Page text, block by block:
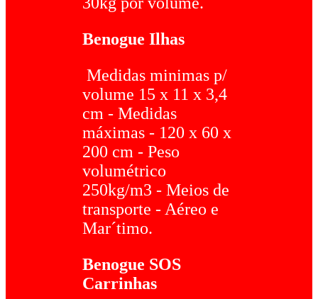
Benogue Ilhas
Medidas minimas p/
volume 15 x 11 x 3,4
cm - Medidas
máximas - 120 x 60 x
200 cm - Peso
volumétrico
250kg/m3 - Meios de
transporte - Aéreo e
Mar´timo.
Benogue SOS
Carrinhas